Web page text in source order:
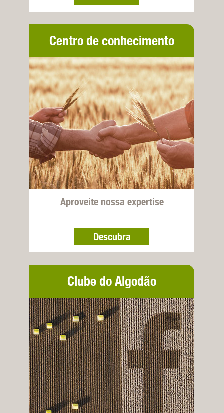
Centro de conhecimento
Aproveite nossa expertise
Descubra
Clube do Algodão